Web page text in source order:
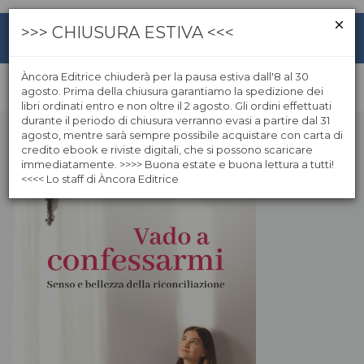
>>> CHIUSURA ESTIVA <<<
Àncora Editrice chiuderà per la pausa estiva dall'8 al 30
agosto. Prima della chiusura garantiamo la spedizione dei
libri ordinati entro e non oltre il 2 agosto. Gli ordini effettuati
durante il periodo di chiusura verranno evasi a partire dal 31
agosto, mentre sarà sempre possibile acquistare con carta di
credito ebook e riviste digitali, che si possono scaricare
immediatamente. >>>> Buona estate e buona lettura a tutti!
<<<< Lo staff di Àncora Editrice